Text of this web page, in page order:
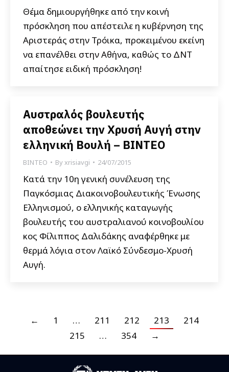
Θέμα δημιουργήθηκε από την κοινή
πρόσκληση που απέστειλε η κυβέρνηση της
Αριστεράς στην Τρόικα, προκειμένου εκείνη
να επανέλθει στην Αθήνα, καθώς το ΔΝΤ
απαίτησε ειδική πρόσκληση!
Αυστραλός βουλευτής
αποθεώνει την Χρυσή Αυγή στην
ελληνική Βουλή – ΒΙΝΤΕΟ
ΒΙΝΤΕΟ Byxrisiavgi 24/07/2015
Κατά την 10η γενική συνέλευση της
Παγκόσμιας Διακοινοβουλευτικής Ένωσης
Ελληνισμού, ο ελληνικής καταγωγής
βουλευτής του αυστραλιανού κοινοβουλίου
κος Φίλιππος Δαλιδάκης αναφέρθηκε με
θερμά λόγια στον Λαϊκό Σύνδεσμο-Χρυσή
Αυγή.
← 1 … 211 212 213
214
215
… 354 →